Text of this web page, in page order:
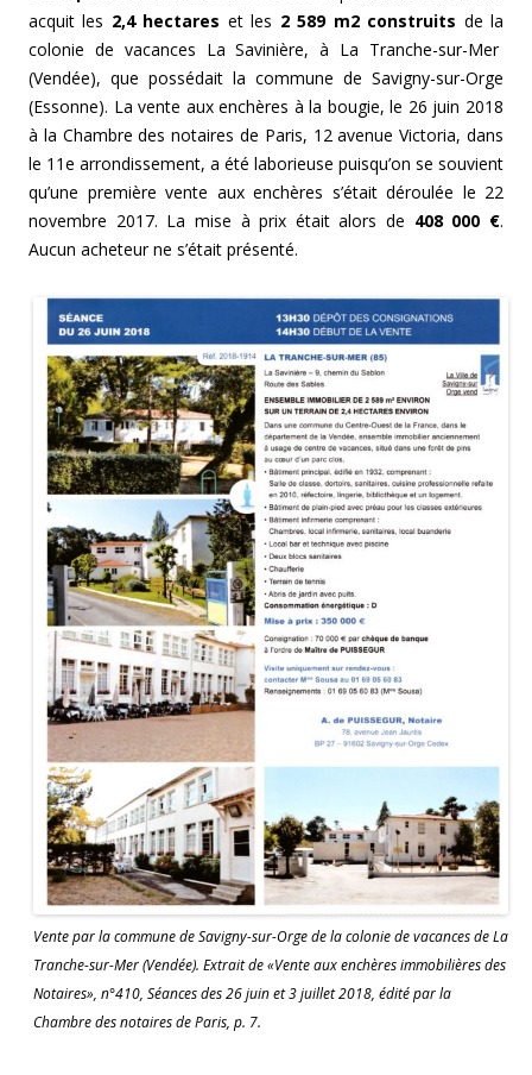
acquit les 2,4 hectares et les 2 589 m2 construits de la
colonie de vacances La Savinière, à La Tranche-sur-Mer
(Vendée), que possédait la commune de Savigny-sur-Orge
(Essonne). La vente aux enchères à la bougie, le 26 juin 2018
à la Chambre des notaires de Paris, 12 avenue Victoria, dans
le 11e arrondissement, a été laborieuse puisqu’on se souvient
qu’une première vente aux enchères s’était déroulée le 22
novembre 2017. La mise à prix était alors de 408 000 €.
Aucun acheteur ne s’était présenté.
Vente par la commune de Savigny-sur-Orge de la colonie de vacances de La
Tranche-sur-Mer (Vendée). Extrait de «Vente aux enchères immobilières des
Notaires», n°410, Séances des 26 juin et 3 juillet 2018, édité par la
Chambre des notaires de Paris, p. 7.